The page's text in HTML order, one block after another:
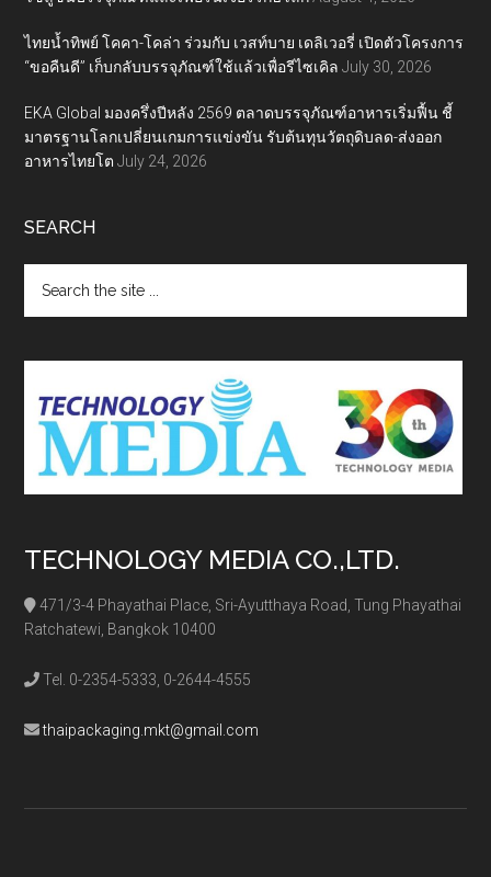
ไทยน้ำทิพย์ โคคา-โคล่า ร่วมกับ เวสท์บาย เดลิเวอรี่ เปิดตัวโครงการ
“ขอคืนดี” เก็บกลับบรรจุภัณฑ์ใช้แล้วเพื่อรีไซเคิล July 30, 2026
EKA Global มองครึ่งปีหลัง 2569 ตลาดบรรจุภัณฑ์อาหารเริ่มฟื้น ชี้
มาตรฐานโลกเปลี่ยนเกมการแข่งขัน รับต้นทุนวัตถุดิบลด-ส่งออก
อาหารไทยโต July 24, 2026
SEARCH
the
site
TECHNOLOGY MEDIA CO.,LTD.
471/3-4 Phayathai Place, Sri-Ayutthaya Road, Tung Phayathai
Ratchatewi, Bangkok 10400
Tel. 0-2354-5333, 0-2644-4555
thaipackaging.mkt@gmail.com